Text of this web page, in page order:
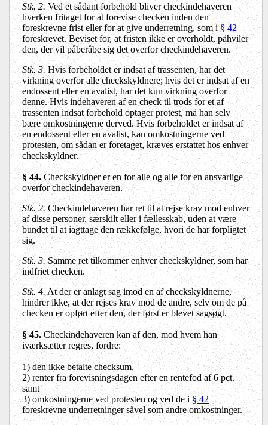
Stk. 2. Ved et sådant forbehold bliver checkindehaveren
hverken fritaget for at forevise checken inden den
foreskrevne frist eller for at give underretning, som i§ 42
foreskrevet. Beviset for, at fristen ikke er overholdt, påhviler
den, der vil påberåbe sig det overfor checkindehaveren.
Stk. 3. Hvis forbeholdet er indsat af trassenten, har det
virkning overfor alle checkskyldnere; hvis det er indsat af en
endossent eller en avalist, har det kun virkning overfor
denne. Hvis indehaveren af en check til trods for et af
trassenten indsat forbehold optager protest, må han selv
bære omkostningerne derved. Hvis forbeholdet er indsat af
en endossent eller en avalist, kan omkostningerne ved
protesten, om sådan er foretaget, kræves erstattet hos enhver
checkskyldner.
§ 44.Checkskyldner er en for alle og alle for en ansvarlige
overfor checkindehaveren.
Stk. 2. Checkindehaveren har ret til at rejse krav mod enhver
af disse personer, særskilt eller i fællesskab, uden at være
bundet til at iagttage den rækkefølge, hvori de har forpligtet
sig.
Stk. 3. Samme ret tilkommer enhver checkskyldner, som har
indfriet checken.
Stk. 4.At der er anlagt sag imod en af checkskyldnerne,
hindrer ikke, at der rejses krav mod de andre, selv om de på
checken er opført efter den, der først er blevet sagsøgt.
§ 45.Checkindehaveren kan af den, mod hvem han
iværksætter regres, fordre:
1) den ikke betalte checksum,
2) renter fra forevisningsdagen efter en rentefod af 6 pct.
samt
3) omkostningerne ved protesten og ved de i § 42
foreskrevne underretninger såvel som andre omkostninger.